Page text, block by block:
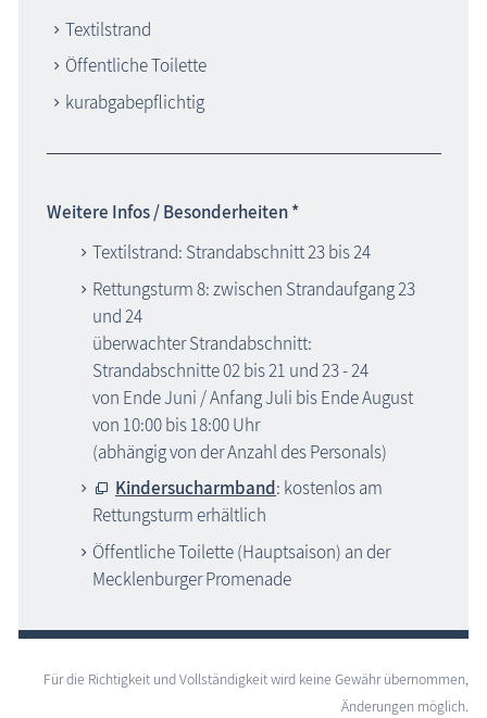
Textilstrand
Öffentliche Toilette
kurabgabepflichtig
Weitere Infos / Besonderheiten *
Textilstrand: Strandabschnitt 23 bis 24
Rettungsturm 8: zwischen Strandaufgang 23
und 24
überwachter Strandabschnitt:
Strandabschnitte 02 bis 21 und 23 - 24
von Ende Juni / Anfang Juli bis Ende August
von 10:00 bis 18:00 Uhr
(abhängig von der Anzahl des Personals)
Kindersucharmband: kostenlos am
Rettungsturm erhältlich
Öffentliche Toilette (Hauptsaison) an der
Mecklenburger Promenade
Für die Richtigkeit und Vollständigkeit wird keine Gewähr übernommen,
Änderungen möglich.